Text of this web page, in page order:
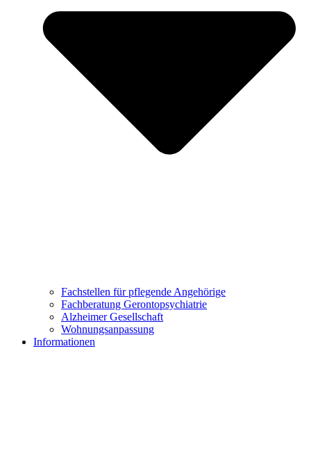
Fachstellen für pflegende Angehörige
Fachberatung Gerontopsychiatrie
Alzheimer Gesellschaft
Wohnungsanpassung
Informationen